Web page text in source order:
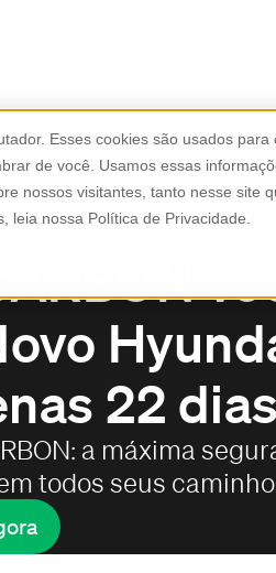
Esses cookies são usados
de você. Usamos essas
nossos visitantes, tanto nesse site
leia nossa Política de Privacidade.
22
a máxima
todos seus